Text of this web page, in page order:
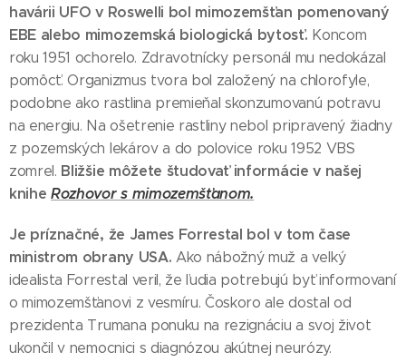
havárii UFO v Roswelli bol mimozemšťan pomenovaný
EBE alebo mimozemská biologická bytosť. Koncom
roku 1951 ochorelo. Zdravotnícky personál mu nedokázal
pomôcť. Organizmus tvora bol založený na chlorofyle,
podobne ako rastlina premieňal skonzumovanú potravu
na energiu. Na ošetrenie rastliny nebol pripravený žiadny
z pozemských lekárov a do polovice roku 1952 VBS
zomrel. Bližšie môžete študovať informácie v našej
kniheRozhovor s mimozemšťanom.
Je príznačné, že James Forrestal bol v tom čase
ministrom obrany USA. Ako nábožný muž a veľký
idealista Forrestal veril, že ľudia potrebujú byť informovaní
o mimozemšťanovi z vesmíru. Čoskoro ale dostal od
prezidenta Trumana ponuku na rezignáciu a svoj život
ukončil v nemocnici s diagnózou akútnej neurózy.